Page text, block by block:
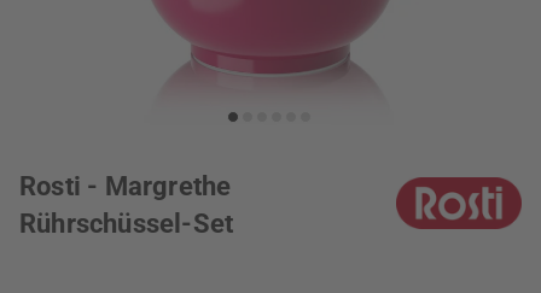
Rosti - Margrethe
Rührschüssel-Set